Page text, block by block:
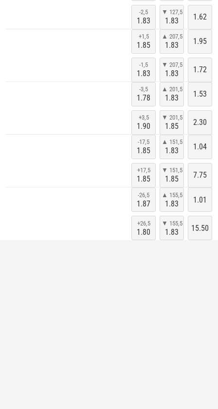
-2,5
1.83
▼ 127,5
1.83 1.62
+1,5
1.85
-1,5
1.83
▲ 207,5
1.83
▼ 207,5
1.83
1.95
1.72
-3,5
1.78
+3,5
1.90
▲ 201,5
1.83
▼ 201,5
1.85
1.53
2.30
-17,5
1.85
+17,5
1.85
▲ 151,5
1.83
▼ 151,5
1.85
1.04
7.75
-26,5
1.87
+26,5
1.80
▲ 155,5
1.83
▼ 155,5
1.83
1.01
15.50